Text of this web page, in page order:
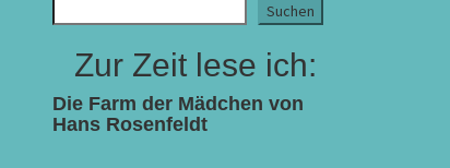
Suchen
Zur Zeit lese ich:
Die Farm der Mädchen von
Hans Rosenfeldt